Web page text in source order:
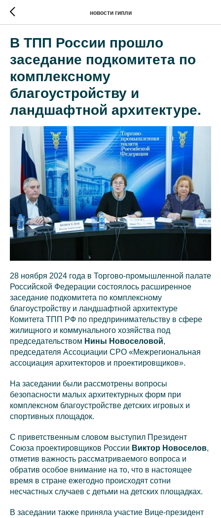
новости гипли
В ТПП России прошло
заседание подкомитета по
комплексному
благоустройству и
ландшафтной архитектуре.
28 ноября 2024 года в Торгово-промышленной палате
Российской Федерации состоялось расширенное
заседание подкомитета по комплексному
благоустройству и ландшафтной архитектуре
Комитета ТПП РФ по предпринимательству в сфере
жилищного и коммунального хозяйства под
председательством Нины Новоселовой,
председателя Ассоциации СРО «Межрегиональная
ассоциация архитекторов и проектировщиков».
На заседании были рассмотрены вопросы
безопасности малых архитектурных форм при
комплексном благоустройстве детских игровых и
спортивных площадок.
С приветственным словом выступил Президент
Союза проектировщиков России Виктор Новоселов,
отметив важность рассматриваемого вопроса и
обратив особое внимание на то, что в настоящее
время в стране ежегодно происходят сотни
несчастных случаев с детьми на детских площадках.
В заседании также приняла участие Вице-президент